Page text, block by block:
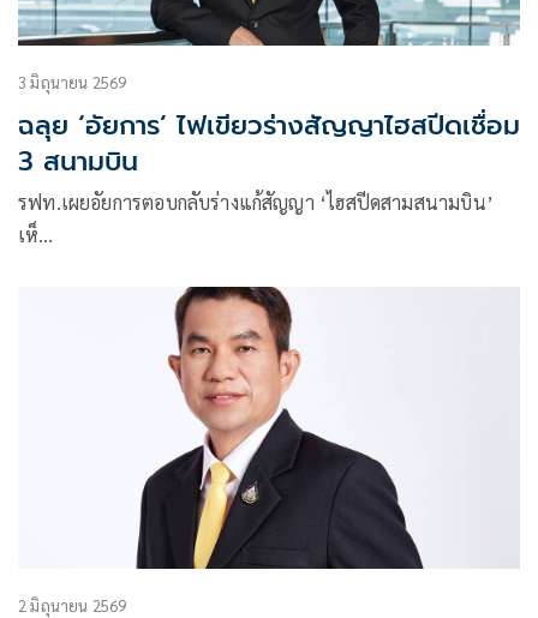
3 มิถุนายน 2569
ฉลุย ‘อัยการ’ ไฟเขียวร่างสัญญาไฮสปีดเชื่อม
3 สนามบิน
รฟท.เผยอัยการตอบกลับร่างแก้สัญญา ‘ไฮสปีดสามสนามบิน’
เห็…
2 มิถุนายน 2569